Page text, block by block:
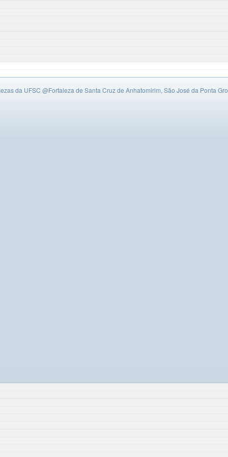
da UFSC @Fortaleza de Santa Cruz de Anhatomirim, São José da Ponta